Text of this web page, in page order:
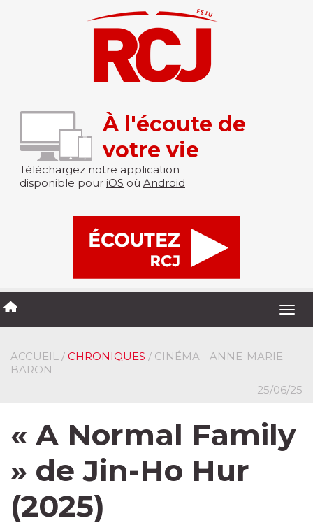
À l'écoute de
votre vie
Téléchargez notre application
disponible pour iOS où Android
ACCUEIL / CHRONIQUES / CINÉMA - ANNE-MARIE
BARON
25/06/25
« A Normal Family
» de Jin-Ho Hur
(2025)